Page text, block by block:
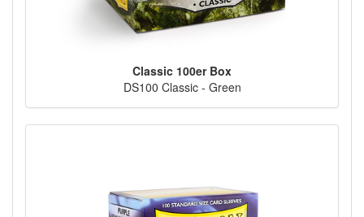
Classic 100er Box
DS100 Classic - Green